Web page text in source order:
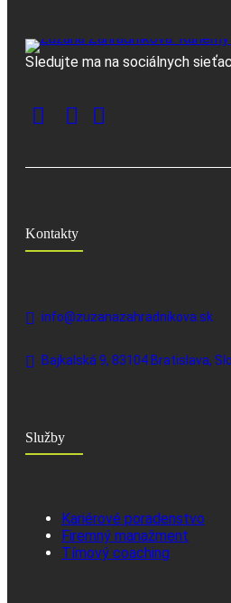
Sledujte ma na sociálnych
Kontakty
info@zuzanazahradnikova.sk
Bajkalská 9, 83104 Bratislava,
Služby
Kariérové poradenstvo
Firemný manažment
Tímový coaching